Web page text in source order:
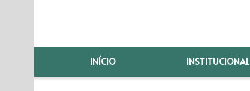
INÍCIO INSTITUCIONAL